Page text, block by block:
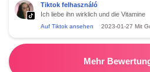
Tiktok felhasználó
Ich liebe ihn wirklich und die Vitamine
Auf Tiktok ansehen 2023-01-27 Mit
Mehr